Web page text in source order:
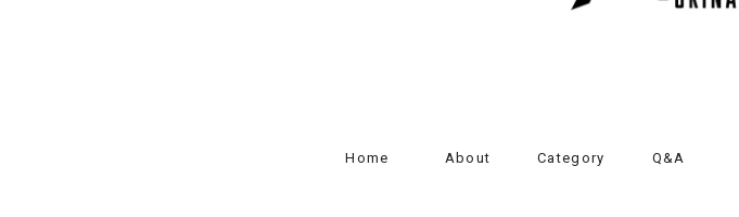
Home About Category Q&A